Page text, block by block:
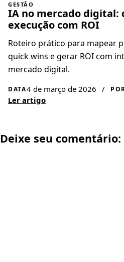
GESTÃO
IA no mercado digital:
execução com ROI
Roteiro prático para mapear
quick wins e gerar ROI com
mercado digital.
DATA4 de março de 2026 /
Ler artigo
Deixe seu comentário: